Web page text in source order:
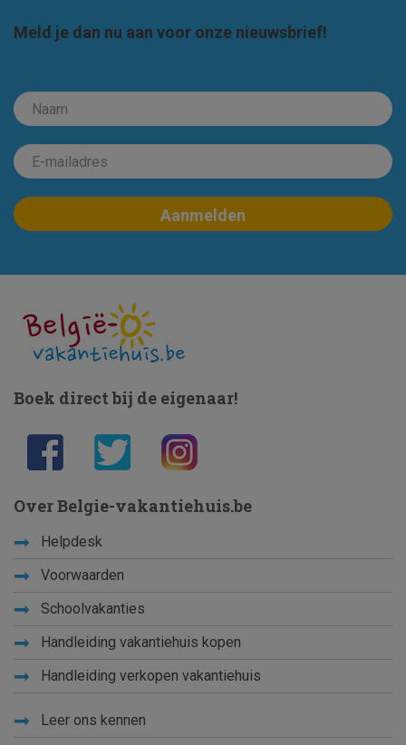
Meld je dan nu aan voor onze nieuwsbrief!
Boek direct bij de eigenaar!
Over Belgie-vakantiehuis.be
Helpdesk
Voorwaarden
Schoolvakanties
Handleiding vakantiehuis kopen
Handleiding verkopen vakantiehuis
Leer ons kennen